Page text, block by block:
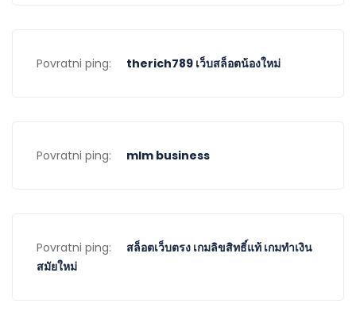
Povratni ping: therich789 เว็บสล็อตน้องใหม่
Povratni ping: mlm business
Povratni ping:
สล็อตเว็บตรง เกมลิขสิทธิ์แท้ เกมทำเงิน
สมัยใหม่